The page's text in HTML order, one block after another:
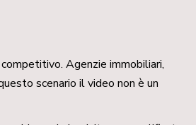
Agenzie immobiliari,
scenario il video non è un